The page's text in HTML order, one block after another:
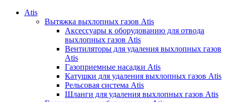
Atis
Вытяжка выхлопных газов Atis
Аксессуары к оборудованию для отвода
выхлопных газов Atis
Вентиляторы для удаления выхлопных газов
Atis
Газоприемные насадки Atis
Катушки для удаления выхлопных газов Atis
Рельсовая система Atis
Шланги для удаления выхлопных газов Atis